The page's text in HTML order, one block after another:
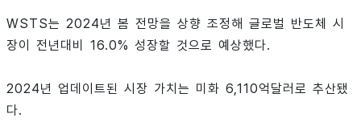
WSTS는 2024년 봄 전망을 상향 조정해 글로벌 반도체 시
장이 전년대비 16.0% 성장할 것으로 예상했다.
2024년 업데이트된 시장 가치는 미화 6,110억달러로 추산됐
다.